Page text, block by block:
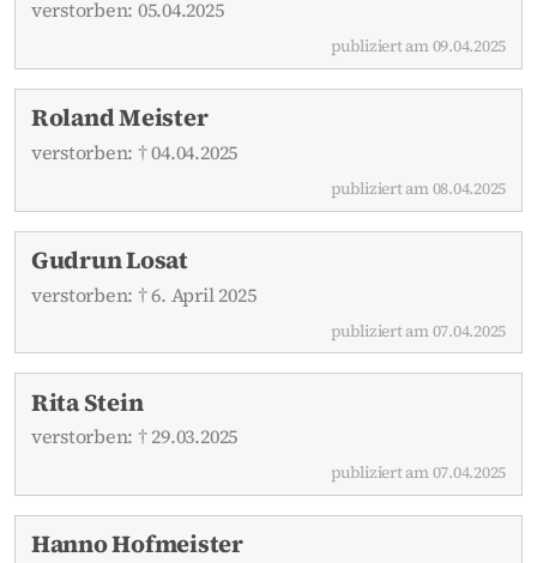
verstorben: 05.04.2025
publiziert am 09.04.2025
Roland Meister
verstorben: † 04.04.2025
publiziert am 08.04.2025
Gudrun Losat
verstorben: † 6. April 2025
publiziert am 07.04.2025
Rita Stein
verstorben: † 29.03.2025
publiziert am 07.04.2025
Hanno Hofmeister